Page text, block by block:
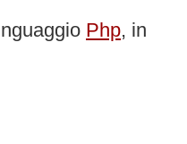
Php, in